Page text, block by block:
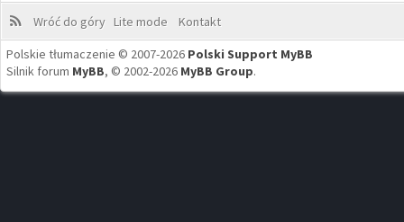
Wróć do góry Lite mode
Kontakt
Polskie tłumaczenie © 2007-2026 Polski Support MyBB
Silnik forum MyBB, © 2002-2026 MyBB Group.